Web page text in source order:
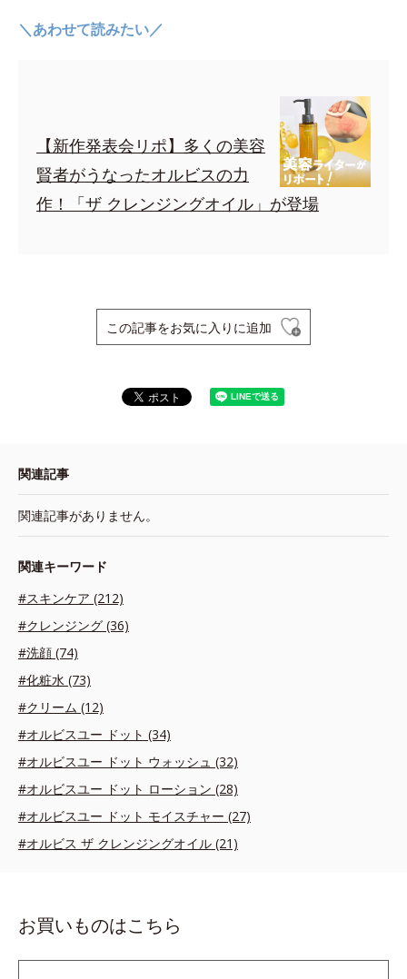
＼あわせて読みたい／
【新作発表会リポ】多くの美容
賢者がうなったオルビスの力
作！「ザ クレンジングオイル」が登場
この記事をお気に入りに追加
関連記事
関連記事がありません。
関連キーワード
#スキンケア (212)
#クレンジング (36)
#洗顔 (74)
#化粧水 (73)
#クリーム (12)
#オルビスユー ドット (34)
#オルビスユー ドット ウォッシュ (32)
#オルビスユー ドット ローション (28)
#オルビスユー ドット モイスチャー (27)
#オルビス ザ クレンジングオイル (21)
お買いものはこちら